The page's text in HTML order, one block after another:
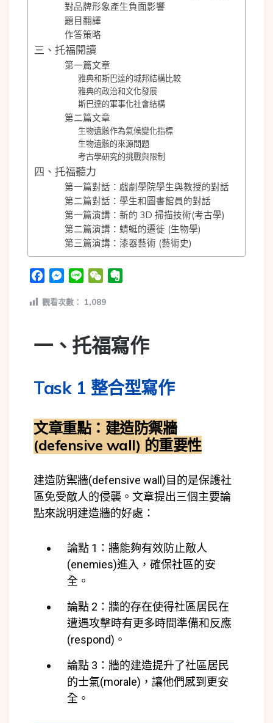
對品牌形象產生負面影響
題目翻譯
作答策略
三、托福閱讀
第一篇文章
雅典和斯巴達的城邦結構比較
雅典的政治和文化發展
斯巴達的軍事化社會結構
第二篇文章
生物遺骸作為氣候變化指標
生物遺骸的來源問題
考古學研究的挑戰與限制
四、托福聽力
第一篇對話：戲劇學院學生與教授的對話
第二篇對話：學生和圖書館員的對話
第一篇演講：新的 3D 掃描技術(考古學)
第二篇演講：蜻蜓的遷徙 (生物學)
第三篇演講：漆器藝術 (藝術史)
FacebookMessenger
Line WeChat
觀看次數： 1,089
一、托福寫作
Task 1 整合型寫作
文章重點： 建造防禦牆
(defensive wall) 的重要性
建造防禦牆(defensive wall)目的是保護社
區免受敵人的侵襲。文章提出三個主要論
點來說明建造牆的好處：
論點 1：牆能夠有效防止敵人
(enemies)進入，確保社區的安
全。
論點 2：牆的存在使得社區居民在
遭遇攻擊時有更多時間準備和反應
(respond) 。
論點 3：牆的建造提升了社區居民
的士氣(morale) ，讓他們感到更安
全。